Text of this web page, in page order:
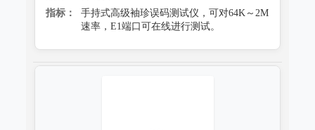
指标：
手持式高级袖珍误码测试仪，可对64K～2M
速率，E1端口可在线进行测试。